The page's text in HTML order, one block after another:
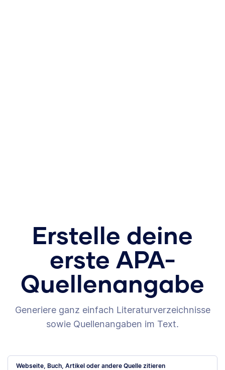
Erstelle deine
erste APA-
Quellenangabe
Generiere ganz einfach Literaturverzeichnisse
sowie Quellenangaben im Text.
Webseite, Buch, Artikel oder andere Quelle zitieren